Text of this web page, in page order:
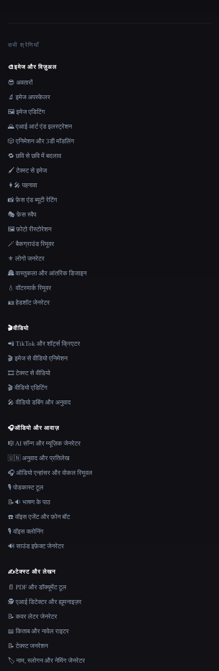
सभी श्रेणियाँ
🎨इमेज और विज़ुअल
😎 अवतारों
🔬 इमेज अपस्केलर
🖼️ इमेज एडिटिंग
🌄 एआई आर्ट एंड इलस्ट्रेशन
🎲 एनिमेशन और 3डी मॉडलिंग
🔁 छवि से छवि में बदलाव
🖌️ टेक्स्ट से इमेज
👩‍🎤 पहनावा
📸 फ़ेस एंड ब्यूटी रेटिंग
🎭 फ़ेस स्वैप
🖼️ फ़ोटो रीस्टोरेशन
🪄 बैकग्राउंड रिमूवर
⚜️ लोगो जनरेटर
🏯 वास्तुकला और आंतरिक डिजाइन
💧 वॉटरमार्क रिमूवर
🪪 हेडशॉट जेनरेटर
🎬वीडियो
📲 TikTok और शॉर्ट्स क्रिएटर
🎬 इमेज से वीडियो एनिमेशन
🎞️ टेक्स्ट से वीडियो
🎬 वीडियो एडिटिंग
🎤 वीडियो डबिंग और अनुवाद
🎧ऑडियो और आवाज़
🎼 AI सॉन्ग और म्यूज़िक जेनरेटर
🇺🇳 अनुवाद और प्रतिलेख
🎧 ऑडियो एन्हांसर और वोकल रिमूवल
🎙️ पोडकास्ट टूल
📝🔉 भाषण के पाठ
☎️ वॉइस एजेंट और फ़ोन बॉट
🎙️ वॉइस क्लोनिंग
🔊 साउंड इफ़ेक्ट जेनरेटर
✍️टेक्स्ट और लेखन
📄 PDF और डॉक्यूमेंट टूल
🕵️ एआई डिटेक्टर और ह्यूमनाइज़र
📝 कवर लेटर जेनरेटर
📖 किताब और नावेल राइटर
📝 टेक्स्ट जनरेशन
🏷️ नाम, स्लोगन और नेमिंग जेनरेटर